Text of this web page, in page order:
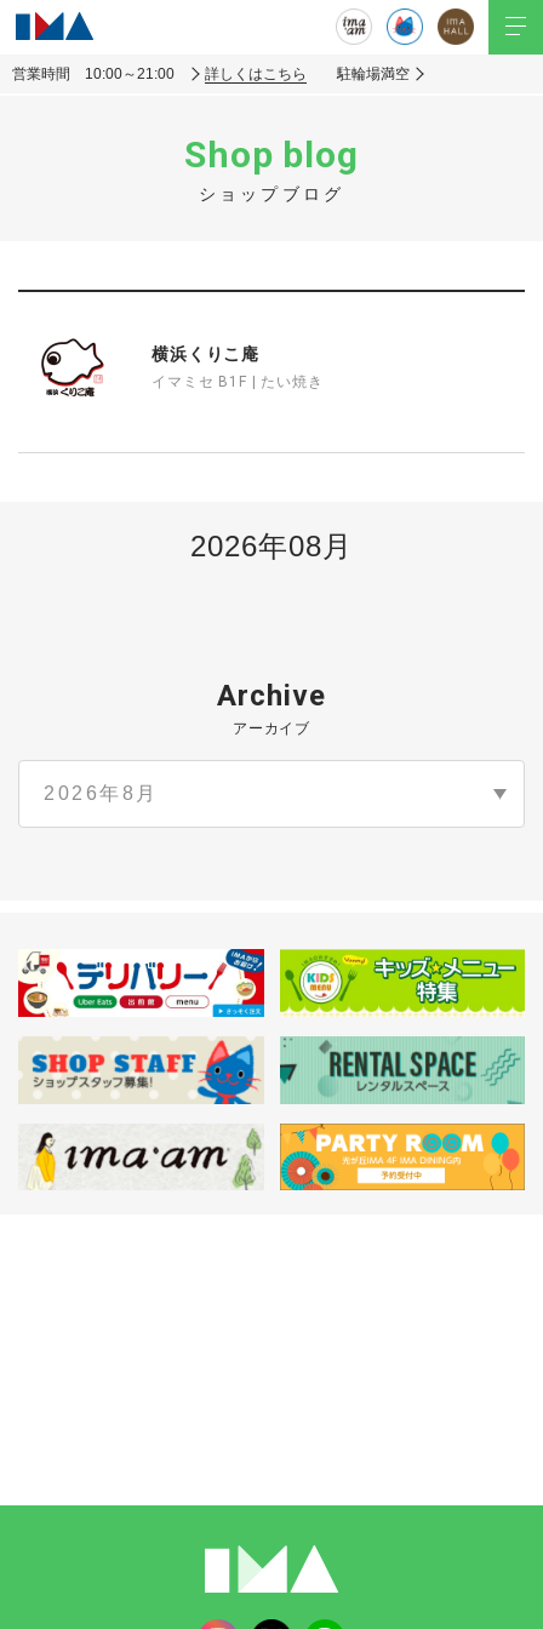
営業時間 10:00～21:00 詳しくはこちら 駐輪場満空
Shop blog
ショップブログ
横浜くりこ庵
イマミセ B1F | たい焼き
2026年08月
Archive
アーカイブ